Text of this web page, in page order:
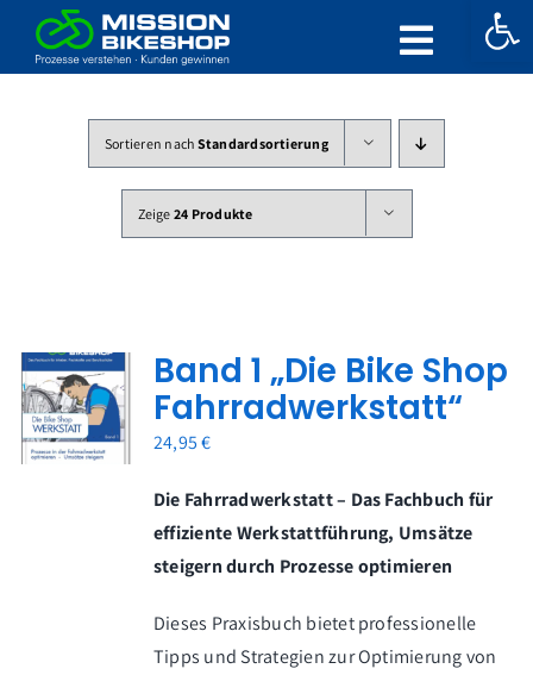
Inhalt
springen
Toggle
Wissenswert
Die Buchreihe zur Mission
Mein Konto
Warenkorb
Sortieren nach Standardsortierung
Zeige 24 Produkte
Band 1 „Die Bike Shop
Fahrradwerkstatt“
24,95€
Die Fahrradwerkstatt – Das Fachbuch für
effiziente Werkstattführung, Umsätze
steigern durch Prozesse optimieren
Dieses Praxisbuch bietet professionelle
Tipps und Strategien zur Optimierung von